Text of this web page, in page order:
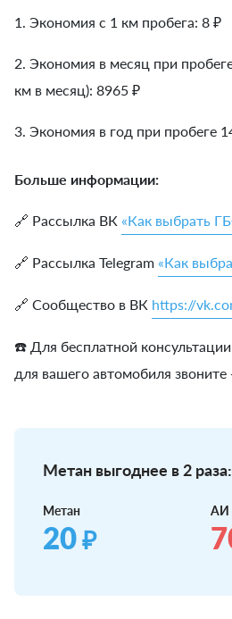
1. Экономия с 1 км пробега: 8 ₽
2. Экономия в месяц при
км в месяц): 8965 ₽
3. Экономия в год при пробеге
Больше информации:
🔗 Рассылка ВК «Как выбрать
🔗 Рассылка Telegram «Как
🔗 Сообщество в ВК https://
☎️ Для бесплатной
для вашего автомобиля звоните
Метан выгоднее в 2 раза:
Метан
20₽
АИ